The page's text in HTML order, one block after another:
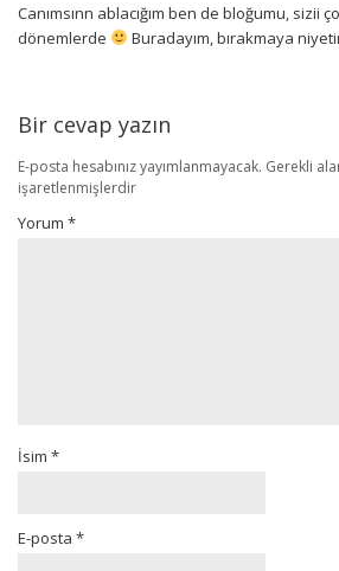
Canımsınn ablacığım ben de bloğumu, sizii
dönemlerde
Buradayım, bırakmaya
Bir cevap yazın
E-posta hesabınız yayımlanmayacak. Gerekli
işaretlenmişlerdir
Yorum *
İsim *
E-posta *